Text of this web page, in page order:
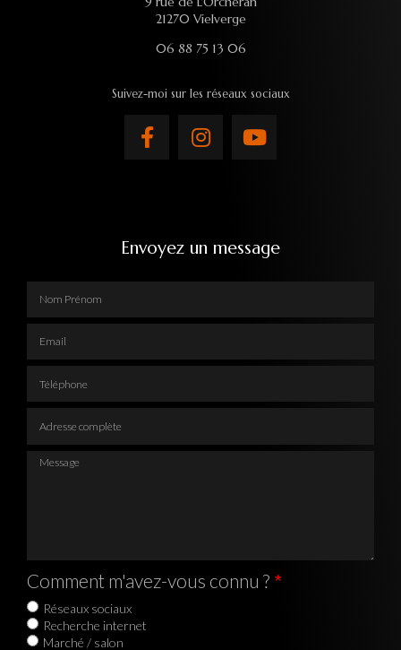
21270 Vielverge
06 88 75 13 06
Suivez-moi sur les réseaux sociaux
Envoyez un message
Message
Comment m'avez-vous connu ?
Réseaux sociaux
Recherche internet
Marché / salon